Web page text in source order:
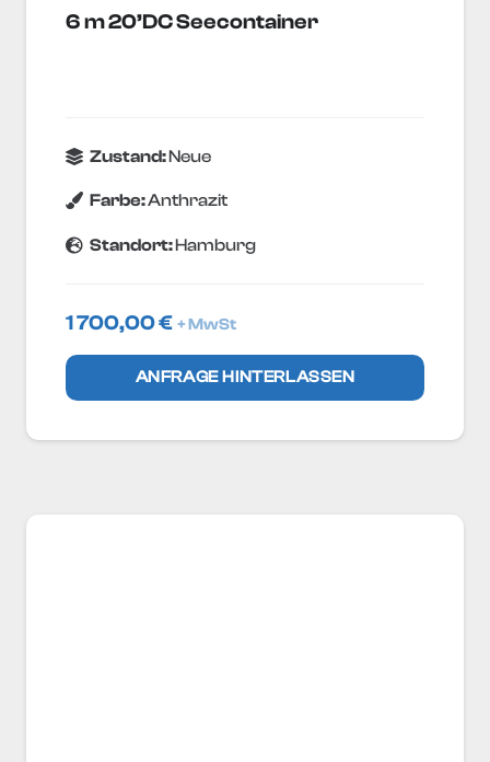
6 m 20’DC Seecontainer
Zustand:Neue
Farbe:Anthrazit
Standort:Hamburg
1 700,00€ + MwSt
ANFRAGE HINTERLASSEN